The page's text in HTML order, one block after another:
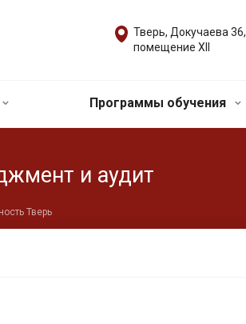
Тверь, Докучаева 36,
помещение XII
Программы обучения
и аудит
Тверь